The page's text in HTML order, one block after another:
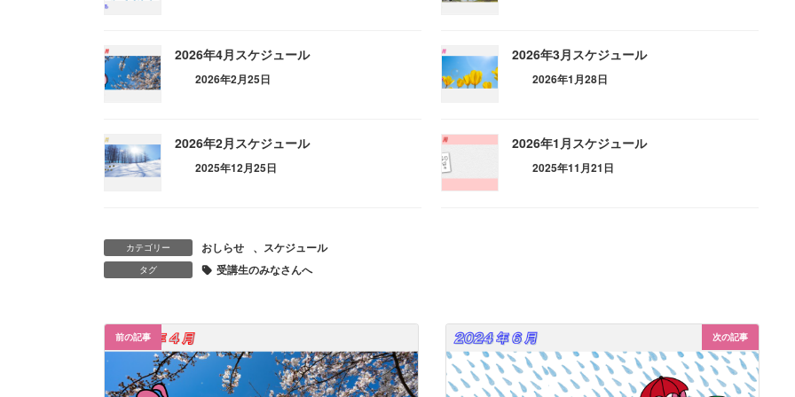
2026年4月スケジュール
2026年2月25日
2026年3月スケジュール
2026年1月28日
2026年2月スケジュール
2025年12月25日
2026年1月スケジュール
2025年11月21日
カテゴリー おしらせ 、 スケジュール
タグ 受講生のみなさんへ
前の記事 次の記事